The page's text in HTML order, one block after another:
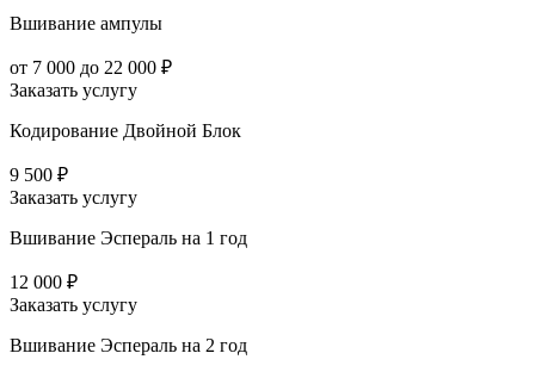
Вшивание ампулы
от 7 000 до 22 000 ₽
Заказать услугу
Кодирование Двойной Блок
9 500 ₽
Заказать услугу
Вшивание Эспераль на 1 год
12 000 ₽
Заказать услугу
Вшивание Эспераль на 2 год